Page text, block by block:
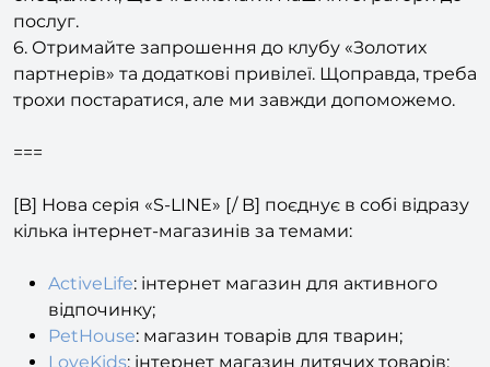
6. Отримайте запрошення до клубу «Золотих
партнерів» та додаткові привілеї. Щоправда, треба
трохи постаратися, але ми завжди допоможемо.
===
кілька інтернет-магазинів за темами:
ActiveLife
відпочинку;
PetHouse
: магазин товарів для тварин;
LoveKids
: інтернет магазин дитячих товарів;
StroyMart : інтернет магазин будівельних